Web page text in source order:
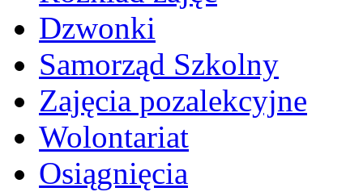
Dzwonki
Samorząd Szkolny
Zajęcia pozalekcyjne
Wolontariat
Osiągnięcia